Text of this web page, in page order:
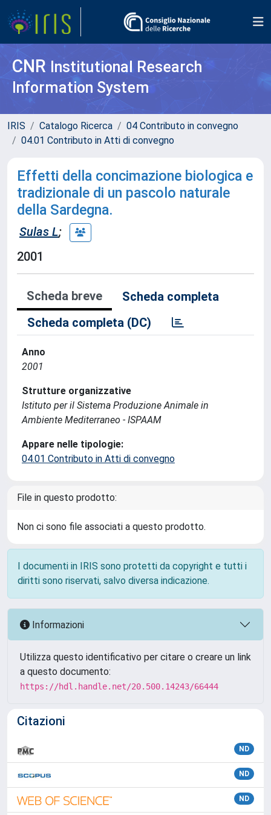
CNR Institutional Research
Information System
IRIS Catalogo Ricerca
04 Contributo in convegno
04.01 Contributo in Atti di convegno
Effetti della concimazione biologica e
tradizionale di un pascolo naturale
della Sardegna.
Sulas L;
2001
Scheda breve
Scheda completa
Scheda completa (DC)
Anno
2001
Strutture organizzative
Istituto per il Sistema Produzione Animale in
Ambiente Mediterraneo - ISPAAM
Appare nelle tipologie:
04.01 Contributo in Atti di convegno
File in questo prodotto:
Non ci sono file associati a questo prodotto.
I documenti in IRIS sono protetti da copyright e tutti i
diritti sono riservati, salvo diversa indicazione.
Informazioni
Utilizza questo identificativo per citare o creare un link
a questo documento:
https://hdl.handle.net/20.500.14243/66444
Citazioni
ND
ND
ND